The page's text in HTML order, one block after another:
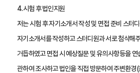
4.시험 후 법인지원
저는 시험 후 자기소개서 작성 및 면접 준비 스터
자기소개서를 작성하고 스터디원과 서로 첨삭해
거듭하였고 면접 시 예상질문 및 유의사항등을 연
관하여 조사하고 법인을 직접 방문하여 주변환경